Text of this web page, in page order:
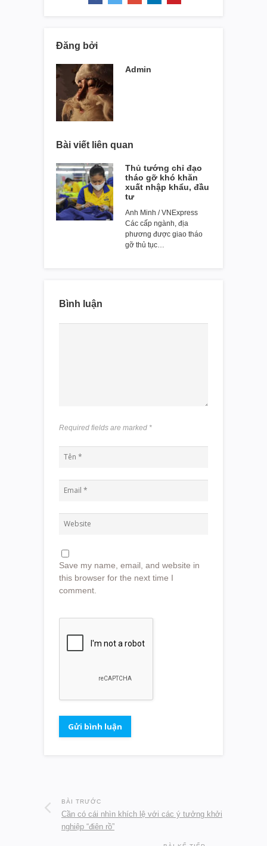
Đăng bởi
Admin
Bài viết liên quan
Thủ tướng chỉ đạo
tháo gỡ khó khăn
xuất nhập khẩu, đầu
tư
Anh Minh / VNExpress
Các cấp ngành, địa
phương được giao tháo
gỡ thủ tục…
Bình luận
Required fields are marked *
Save my name, email, and website in
this browser for the next time I
comment.
BÀI TRƯỚC
Cần có cái nhìn khích lệ với các ý tưởng khởi
nghiệp “điên rồ”